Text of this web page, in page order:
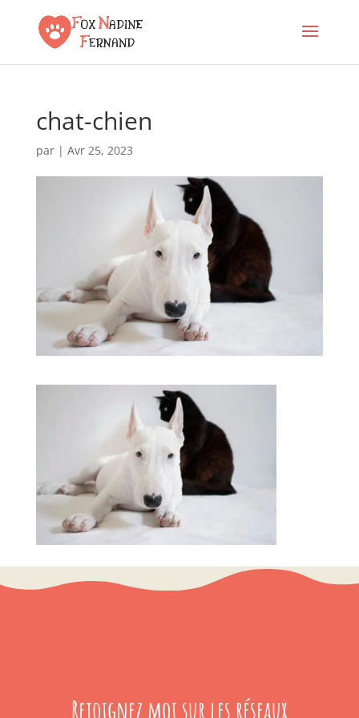
chat-chien
par | Avr 25, 2023
Rejoignez moi sur les réseaux